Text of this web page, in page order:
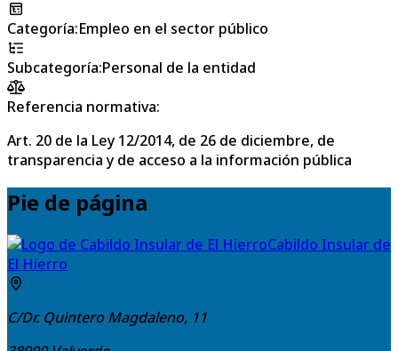
Categoría:Empleo en el sector público
Subcategoría:Personal de la entidad
Referencia normativa:
Art. 20 de la Ley 12/2014, de 26 de diciembre, de
transparencia y de acceso a la información pública
Pie de página
Cabildo Insular de
El Hierro
C/Dr. Quintero Magdaleno, 11